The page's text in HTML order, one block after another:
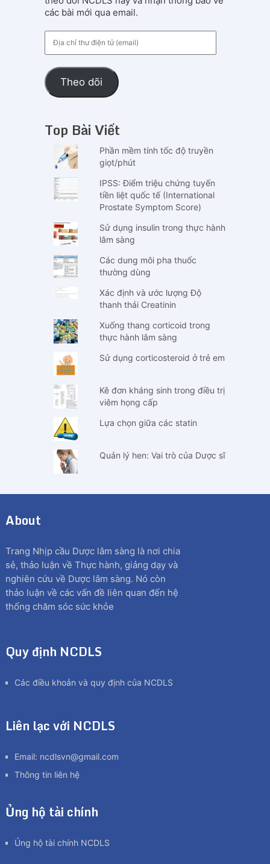
các bài mới qua email.
chỉ
điện
tử
(email)
Theo dõi
Top Bài Viết
Phần mềm tính tốc độ truyền
giọt/phút
IPSS: Điểm triệu chứng tuyến
tiền liệt quốc tế (International
Prostate Symptom Score)
Sử dụng insulin trong thực hành
lâm sàng
Các dung môi pha thuốc
thường dùng
Xác định và ước lượng Độ
thanh thải Creatinin
Xuống thang corticoid trong
thực hành lâm sàng
Sử dụng corticosteroid ở trẻ em
Kê đơn kháng sinh trong điều trị
viêm họng cấp
Lựa chọn giữa các statin
Quản lý hen: Vai trò của Dược sĩ
About
Trang Nhịp cầu Dược lâm sàng là nơi chia
sẻ, thảo luận về Thực hành, giảng dạy và
nghiên cứu về Dược lâm sàng. Nó còn
thảo luận về các vấn đề liên quan đến hệ
thống chăm sóc sức khỏe
Quy định NCDLS
Các điều khoản và quy định của NCDLS
Liên lạc với NCDLS
Email: ncdlsvn@gmail.com
Thông tin liên hệ
Ủng hộ tài chính
Ủng hộ tài chính NCDLS